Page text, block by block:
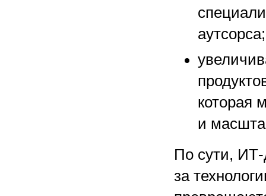
аутсорса;
которая
и
По сути, ИТ-
за